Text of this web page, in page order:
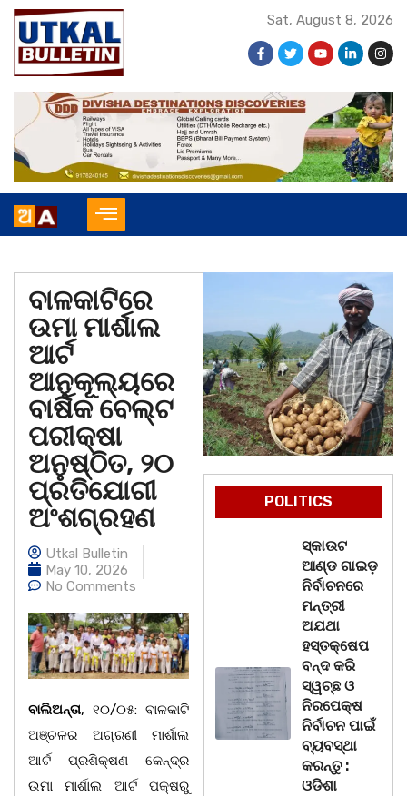
Sat, August 8, 2026
ବାଳକାଟିରେ
ଉମା ମାର୍ଶାଲ
ଆର୍ଟ
ଆନୁକୂଲ୍ୟରେ
ବାର୍ଷିକ ବେଲ୍ଟ
ପରୀକ୍ଷା
ଅନୁଷ୍ଠିତ, ୨୦
ପ୍ରତିଯୋଗୀ
ଅଂଶଗ୍ରହଣ
Utkal Bulletin
May 10, 2026
No Comments
ବାଲିଅନ୍ତା, ୧୦/୦୫: ବାଳକାଟି
ଅଞ୍ଚଳର ଅଗ୍ରଣୀ ମାର୍ଶାଲ
ଆର୍ଟ ପ୍ରଶିକ୍ଷଣ କେନ୍ଦ୍ର
ଉମା ମାର୍ଶାଲ ଆର୍ଟ ପକ୍ଷରୁ
POLITICS
ସ୍କାଉଟ
ଆଣ୍ଡ ଗାଇଡ଼
ନିର୍ବାଚନରେ
ମନ୍ତ୍ରୀ
ଅଯଥା
ହସ୍ତକ୍ଷେପ
ବନ୍ଦ କରି
ସ୍ୱଚ୍ଛ ଓ
ନିରପେକ୍ଷ
ନିର୍ବାଚନ ପାଇଁ
ବ୍ୟବସ୍ଥା
କରନ୍ତୁ :
ଓଡିଶା